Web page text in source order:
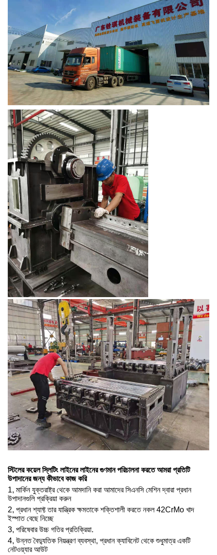
স্টিলের কয়েল স্লিটিং লাইনের লাইনের গুণমান পরিচালনা করতে আমরা প্রতিটি
উপাদানের জন্য কীভাবে কাজ করি
1, মার্কিন যুক্তরাষ্ট্র থেকে আমদানি করা আমাদের সিএনসি মেশিন দ্বারা প্রধান
উপাদানগুলি প্রক্রিয়া করুন
2, প্রধান শ্যাফ্ট তার যান্ত্রিক ক্ষমতাকে শক্তিশালী করতে নকল 42CrMo খাদ
ইস্পাত বেছে নিচ্ছে
3, পরিষেবার উচ্চ গতির প্রতিক্রিয়া.
4, উন্নত বৈদ্যুতিক নিয়ন্ত্রণ ব্যবস্থা, প্রধান ক্যাবিনেট থেকে শুধুমাত্র একটি
নেটওয়্যার আউট